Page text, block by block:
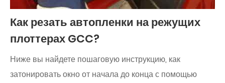
Как резать автопленки на режущих
плоттерах GCC?
Ниже вы найдете пошаговую инструкцию, как
затонировать окно от начала до конца с помощью